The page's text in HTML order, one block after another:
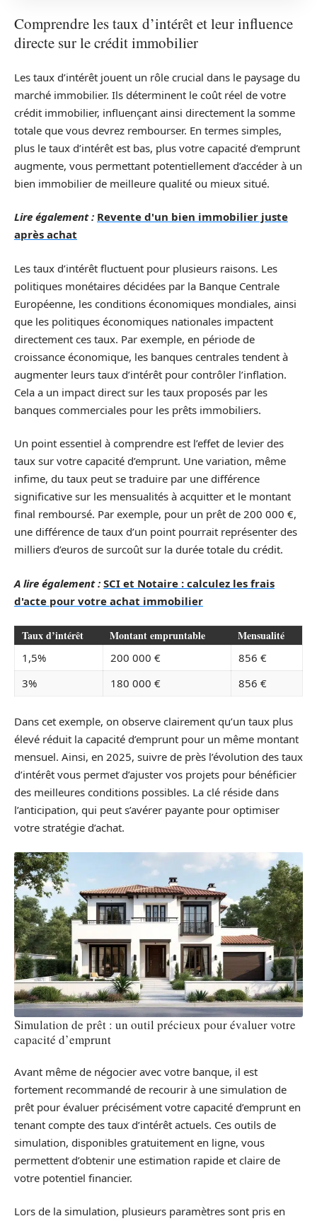
Comprendre les taux d’intérêt et leur influence
directe sur le crédit immobilier
Les taux d’intérêt jouent un rôle crucial dans le paysage du
marché immobilier. Ils déterminent le coût réel de votre
crédit immobilier, influençant ainsi directement la somme
totale que vous devrez rembourser. En termes simples,
plus le taux d’intérêt est bas, plus votre capacité d’emprunt
augmente, vous permettant potentiellement d’accéder à un
bien immobilier de meilleure qualité ou mieux situé.
Lire également : Revente d'un bien immobilier juste
après achat
Les taux d’intérêt fluctuent pour plusieurs raisons. Les
politiques monétaires décidées par la Banque Centrale
Européenne, les conditions économiques mondiales, ainsi
que les politiques économiques nationales impactent
directement ces taux. Par exemple, en période de
croissance économique, les banques centrales tendent à
augmenter leurs taux d’intérêt pour contrôler l’inflation.
Cela a un impact direct sur les taux proposés par les
banques commerciales pour les prêts immobiliers.
Un point essentiel à comprendre est l’effet de levier des
taux sur votre capacité d’emprunt. Une variation, même
infime, du taux peut se traduire par une différence
significative sur les mensualités à acquitter et le montant
final remboursé. Par exemple, pour un prêt de 200 000 €,
une différence de taux d’un point pourrait représenter des
milliers d’euros de surcoût sur la durée totale du crédit.
A lire également : SCI et Notaire : calculez les frais
d'acte pour votre achat immobilier
Taux d’intérêt Montant empruntable Mensualité
1,5% 200 000 €
856 €
3%
180 000 € 856 €
Dans cet exemple, on observe clairement qu’un taux plus
élevé réduit la capacité d’emprunt pour un même montant
mensuel. Ainsi, en 2025, suivre de près l’évolution des taux
d’intérêt vous permet d’ajuster vos projets pour bénéficier
des meilleures conditions possibles. La clé réside dans
l’anticipation, qui peut s’avérer payante pour optimiser
votre stratégie d’achat.
Simulation de prêt : un outil précieux pour évaluer votre
capacité d’emprunt
Avant même de négocier avec votre banque, il est
fortement recommandé de recourir à une simulation de
prêt pour évaluer précisément votre capacité d’emprunt en
tenant compte des taux d’intérêt actuels. Ces outils de
simulation, disponibles gratuitement en ligne, vous
permettent d’obtenir une estimation rapide et claire de
votre potentiel financier.
Lors de la simulation, plusieurs paramètres sont pris en